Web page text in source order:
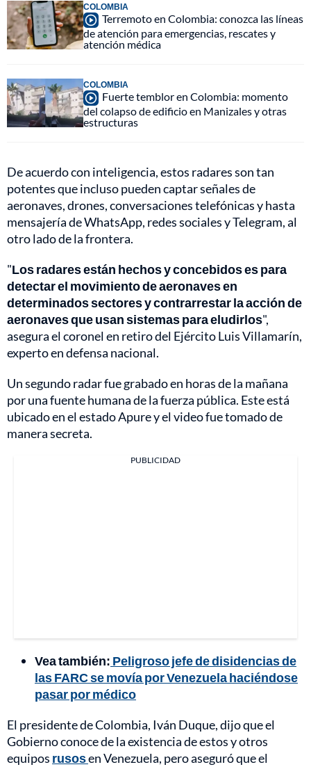
COLOMBIA
Terremoto en Colombia: conozca las líneas
de atención para emergencias, rescates y
atención médica
COLOMBIA
Fuerte temblor en Colombia: momento
del colapso de edificio en Manizales y otras
estructuras
De acuerdo con inteligencia, estos radares son tan
potentes que incluso pueden captar señales de
aeronaves, drones, conversaciones telefónicas y hasta
mensajería de WhatsApp, redes sociales y Telegram, al
otro lado de la frontera.
"Los radares están hechos y concebidos es para
detectar el movimiento de aeronaves en
determinados sectores y contrarrestar la acción de
aeronaves que usan sistemas para eludirlos",
asegura el coronel en retiro del Ejército Luis Villamarín,
experto en defensa nacional.
Un segundo radar fue grabado en horas de la mañana
por una fuente humana de la fuerza pública. Este está
ubicado en el estado Apure y el video fue tomado de
manera secreta.
PUBLICIDAD
Vea también: Peligroso jefe de disidencias de
las FARC se movía por Venezuela haciéndose
pasar por médico
El presidente de Colombia, Iván Duque, dijo que el
Gobierno conoce de la existencia de estos y otros
equipos rusosen Venezuela, pero aseguró que el